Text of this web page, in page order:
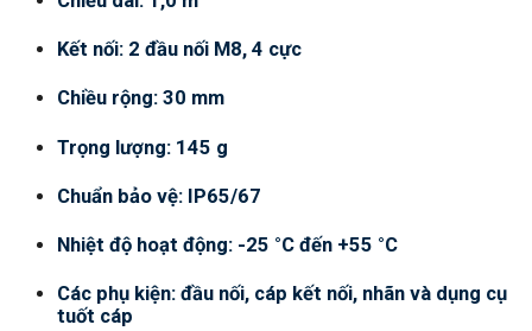
Kết nối: 2 đầu nối M8, 4 cực
Chiều rộng: 30 mm
Trọng lượng: 145 g
Chuẩn bảo vệ: IP65/67
Nhiệt độ hoạt động: -25 °C đến +55 °C
Các phụ kiện: đầu nối, cáp kết nối, nhãn và dụng cụ
tuốt cáp